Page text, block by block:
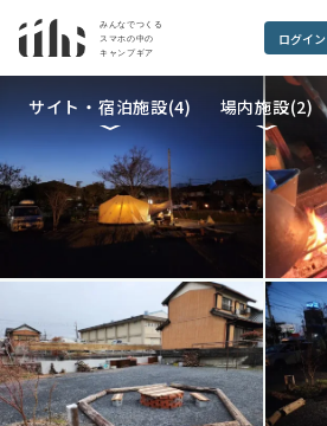
ログイン
サイト・宿泊施設(4) 場内施設(2)